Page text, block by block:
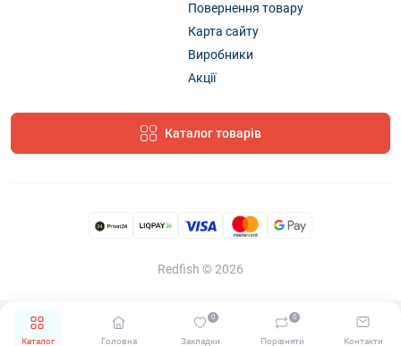
Каталог Головна Закладки
0
Порівняти
0
Контакти
Повернення товару
Карта сайту
Виробники
Акції
Каталог товарів
Redfish © 2026